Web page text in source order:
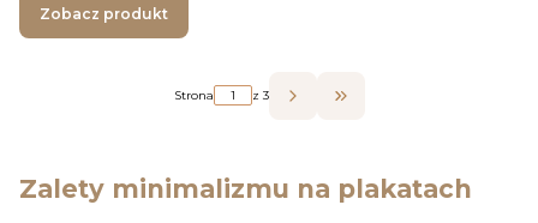
Zobacz produkt
Strona z 3 Przejdź do ostatniej
Zalety minimalizmu na plakatach